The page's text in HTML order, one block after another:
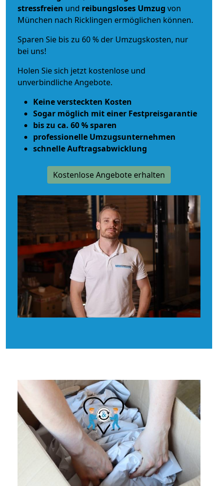
stressfreien und reibungsloses Umzug von
München nach Ricklingen ermöglichen können.
Sparen Sie bis zu 60 % der Umzugskosten, nur
bei uns!
Holen Sie sich jetzt kostenlose und
unverbindliche Angebote.
Keine versteckten Kosten
Sogar möglich mit einer Festpreisgarantie
bis zu ca. 60 % sparen
professionelle Umzugsunternehmen
schnelle Auftragsabwicklung
Kostenlose Angebote erhalten